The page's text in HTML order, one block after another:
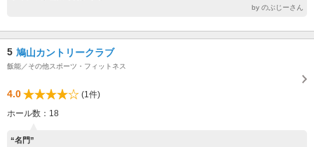
by のぶじーさん
5 鳩山カントリークラブ
飯能／その他スポーツ・フィットネス
4.0
(1件)
ホール数：18
“名門”